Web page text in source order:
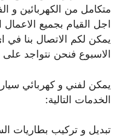
متكامل من الكهربائين و
اجل القيام بجميع الاعمال
يمكن لكم الاتصال بنا
الاسبوع فنحن نتواجد
يمكن لفني و كهربائي
الخدمات التالية:
تبديل و تركيب بطاريات